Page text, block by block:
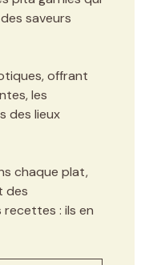
saveurs
offrant
les
des lieux
chaque plat,
des
: ils en